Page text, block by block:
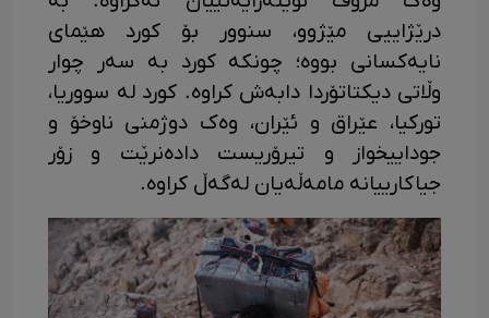
درێژاییی مێژوو، سنوور بۆ کورد هێمای
نایەکسانی بووە؛ چونکە کورد بە سەر چوار
وڵاتی دیکتاتۆردا دابەش کراوە. کورد لە سووریا،
تورکیا، عێراق و ئێران، وەک دوژمنی ناوخۆ و
جوداییخواز و تیرۆریست دادەنرێت و زۆر
جیاکارییانە مامەڵەیان لەگەڵ کراوە.